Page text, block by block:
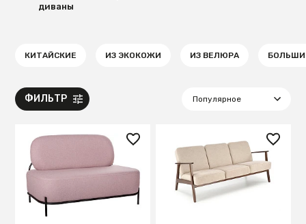
диваны
КИТАЙСКИЕ ИЗ ЭКОКОЖИ ИЗ ВЕЛЮРА
ФИЛЬТР